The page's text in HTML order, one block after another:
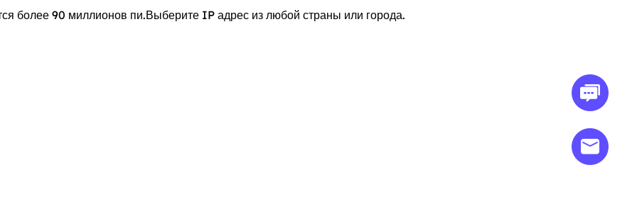
более 90 миллионов пи.Выберите IP адрес из любой страны или города.